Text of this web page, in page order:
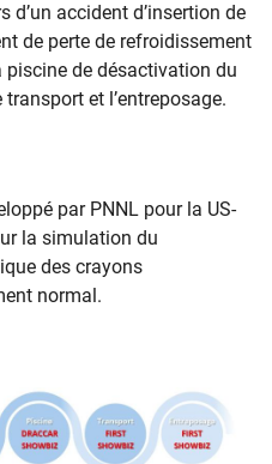
accident d’insertion de
de perte de refroidissement
piscine de désactivation du
et l’entreposage.
par PNNL pour la US-
la simulation du
des crayons
normal.